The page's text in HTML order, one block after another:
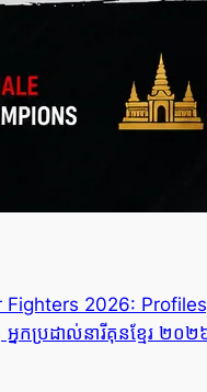
Fighters 2026:
កប្រដាល់នារីគុនខ្មែរ ២០២